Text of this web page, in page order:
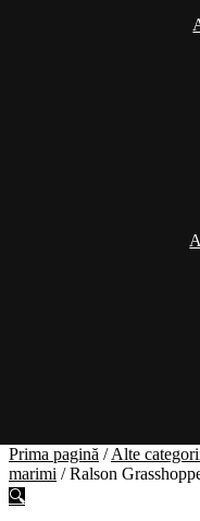
Prima pagină /Alte
marimi /Ralson
🔍